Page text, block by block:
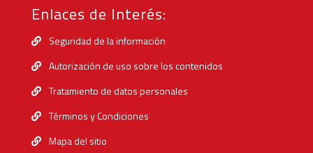
Enlaces de Interés:
Seguridad de la información
Autorización de uso sobre los contenidos
Tratamiento de datos personales
Términos y Condiciones
Mapa del sitio